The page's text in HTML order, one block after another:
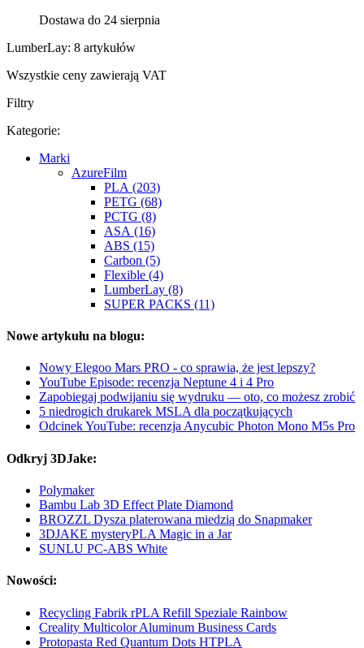
Dostawa do 24 sierpnia
LumberLay: 8 artykułów
Wszystkie ceny zawierają VAT
Filtry
Kategorie:
Marki
AzureFilm
PLA (203)
PETG (68)
PCTG (8)
ASA (16)
ABS (15)
Carbon (5)
Flexible (4)
LumberLay (8)
SUPER PACKS (11)
Nowe artykułu na blogu:
Nowy Elegoo Mars PRO - co sprawia, że jest lepszy?
YouTube Episode: recenzja Neptune 4 i 4 Pro
Zapobiegaj podwijaniu się wydruku — oto, co możesz zrobić
5 niedrogich drukarek MSLA dla początkujących
Odcinek YouTube: recenzja Anycubic Photon Mono M5s Pro
Odkryj 3DJake:
Polymaker
Bambu Lab 3D Effect Plate Diamond
BROZZL Dysza platerowana miedzią do Snapmaker
3DJAKE mysteryPLA Magic in a Jar
SUNLU PC-ABS White
Nowości:
Recycling Fabrik rPLA Refill Speziale Rainbow
Creality Multicolor Aluminum Business Cards
Protopasta Red Quantum Dots HTPLA